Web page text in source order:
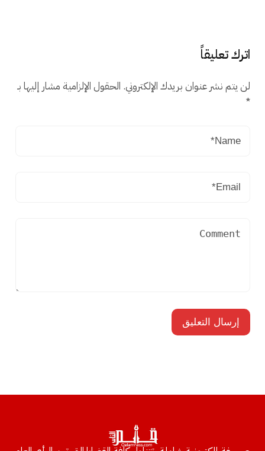
اترك تعليقاً
لن يتم نشر عنوان بريدك الإلكتروني. الحقول الإلزامية مشار إليها بـ
*